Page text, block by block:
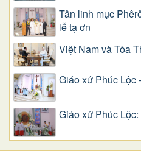
Tân linh mục
lễ tạ ơn
Việt Nam và Tòa
Giáo xứ Phúc Lộc
Giáo xứ Phúc